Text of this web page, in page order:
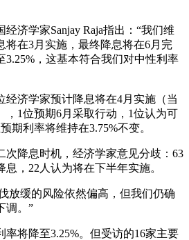
学家Sanjay Raja指出：“我们维
将在3月实施，最终降息将在6月完
3.25%，这基本符合我们对中性利率
济学家预计降息将在4月实施（当
，1位预期6月采取行动，1位认为可
期利率将维持在3.75%不变。
降息时机，经济学家意见分歧：63
息，22人认为将在下半年实施。
缓的风险依然偏高，但我们仍确
调。”
将降至3.25%。但受访的16家主要